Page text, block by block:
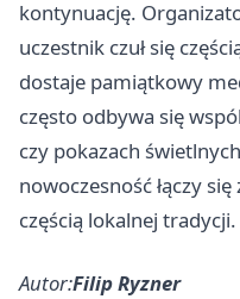
kontynuację.
uczestnik czuł się
dostaje pamiątkowy
często odbywa się
czy pokazach
nowoczesność łączy
częścią lokalnej tradycji.
Autor:Filip Ryzner